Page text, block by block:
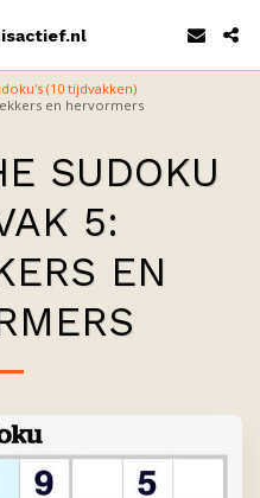
(10 tijdvakken)
en hervormers
SUDOKU
5:
EN